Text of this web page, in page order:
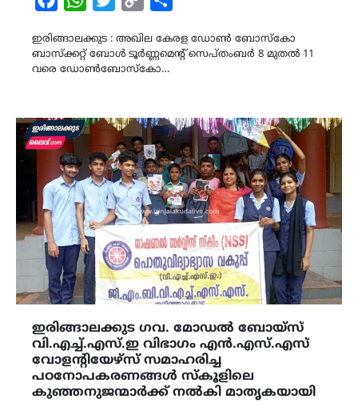
ഇരിങ്ങാലക്കുട : അഖില കേരള ഡോൺ ബോസ്കോ
ബാസ്ക്കറ്റ് ബോൾ ടൂർണ്ണമെൻ്റ് സെപ്തംബർ 8 മുതൽ 11
വരെ ഡോൺബോസ്കോ…
ഇരിങ്ങാലക്കുട ഗവ. മോഡൽ ബോയ്സ്
വി.എച്ച്.എസ്.ഇ വിഭാഗം എൻ.എസ്.എസ്
വോളൻ്റിയേഴ്സ് സമാഹരിച്ച
പഠനോപകരണങ്ങൾ സ്കൂളിലെ
കുഞ്ഞനുജന്മാർക്ക് നൽകി മാതൃകയായി